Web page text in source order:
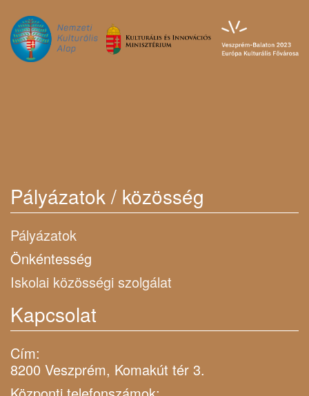
Pályázatok / közösség
Pályázatok
Önkéntesség
Iskolai közösségi szolgálat
Kapcsolat
Cím:
8200 Veszprém, Komakút tér 3.